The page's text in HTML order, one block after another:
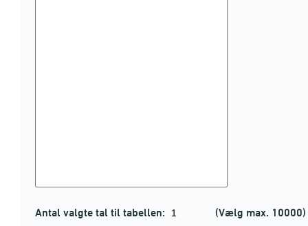
Antal valgte tal til tabellen: (Vælg max. 10000)